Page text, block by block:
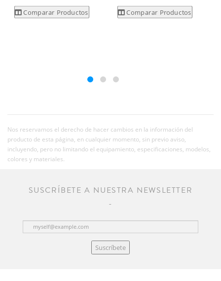
Comparar Productos Comparar Productos
Nos reservamos el derecho de hacer cambios en la información del
producto de esta página, en cualquier momento, sin previo aviso,
incluyendo, pero no limitando el equipamiento, especificaciones, modelos,
colores y materiales.
SUSCRÍBETE A NUESTRA NEWSLETTER
Suscríbete